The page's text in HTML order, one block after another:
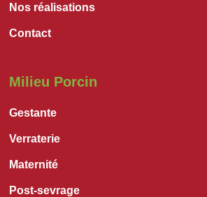
Nos réalisations
Contact
Milieu Porcin
Gestante
Verraterie
Maternité
Post-sevrage